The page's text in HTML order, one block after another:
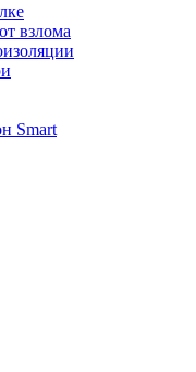
взлома
Smart